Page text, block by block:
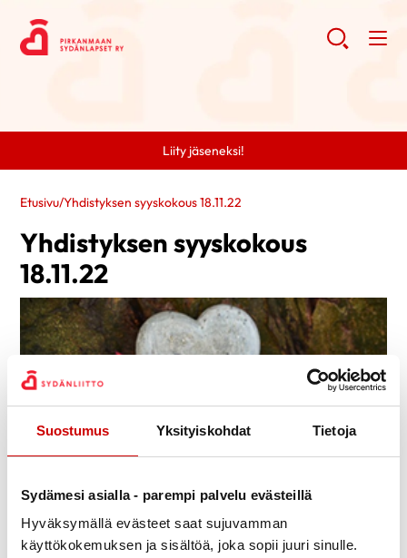
Suostumus Yksityiskohdat Tietoja
Sydämesi asialla - parempi palvelu evästeillä
Hyväksymällä evästeet saat sujuvamman
käyttökokemuksen ja sisältöä, joka sopii juuri sinulle.
Liity jäseneksi!
Etusivu/Yhdistyksen syyskokous 18.11.22
Yhdistyksen syyskokous
18.11.22
Julkaistu 13.10.2022
Jaa Whatsapp
Jaa Facebook
Jaa TwitterJaa Linkedin
Jaa EmailJaa Print